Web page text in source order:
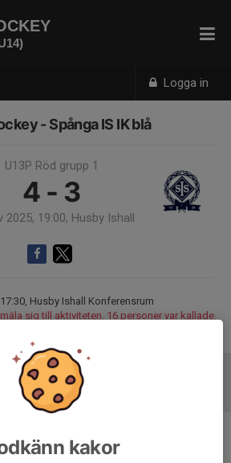
Logga in
- Spånga IS IK blå
U13P Röd grupp 1
4 - 3
2025, 19:00, Husby Ishall
Husby Ishall Konferensrum
sig till aktiviteten. 16 personer var kallade.
Inget referat skrivet
kakor